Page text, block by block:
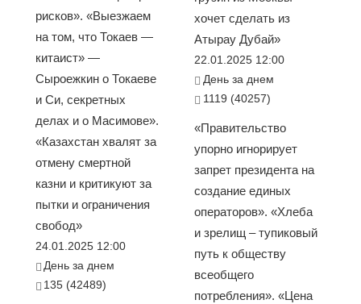
рисков». «Выезжаем
на том, что Токаев —
китаист» —
Сыроежкин о Токаеве
и Си, секретных
делах и о Масимове».
«Казахстан хвалят за
отмену смертной
казни и критикуют за
пытки и ограничения
свобод»
24.01.2025 12:00
День за днем
135 (42489)
хочет сделать из
Атырау Дубай»
22.01.2025 12:00
День за днем
1119 (40257)
«Правительство
упорно игнорирует
запрет президента на
создание единых
операторов». «Хлеба
и зрелищ – тупиковый
путь к обществу
всеобщего
потребления». «Цена